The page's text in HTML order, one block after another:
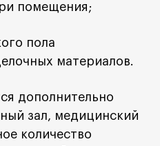
помещения;
пола
материалов.
дополнительно
зал, медицинский
количество